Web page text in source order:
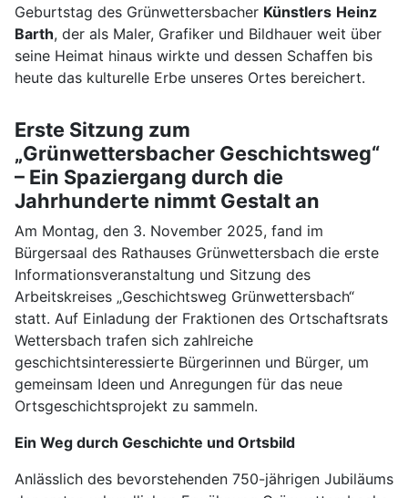
Geburtstag des Grünwettersbacher Künstlers Heinz
Barth, der als Maler, Grafiker und Bildhauer weit über
seine Heimat hinaus wirkte und dessen Schaffen bis
heute das kulturelle Erbe unseres Ortes bereichert.
Erste Sitzung zum
„Grünwettersbacher Geschichtsweg“
– Ein Spaziergang durch die
Jahrhunderte nimmt Gestalt an
Am Montag, den 3. November 2025, fand im
Bürgersaal des Rathauses Grünwettersbach die erste
Informationsveranstaltung und Sitzung des
Arbeitskreises „Geschichtsweg Grünwettersbach“
statt. Auf Einladung der Fraktionen des Ortschaftsrats
Wettersbach trafen sich zahlreiche
geschichtsinteressierte Bürgerinnen und Bürger, um
gemeinsam Ideen und Anregungen für das neue
Ortsgeschichtsprojekt zu sammeln.
Ein Weg durch Geschichte und Ortsbild
Anlässlich des bevorstehenden 750-jährigen Jubiläums